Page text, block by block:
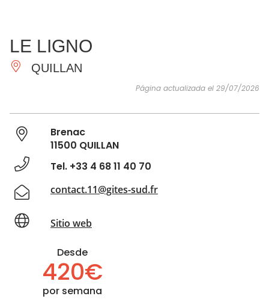
IMPRESCINDIBLES
LE LIGNO
QUILLAN
Página actualizada el 29/07/2026
Brenac
11500 QUILLAN
Tel. +33 4 68 11 40 70
contact.11@gites-sud.fr
Sitio web
Desde
420€
por semana